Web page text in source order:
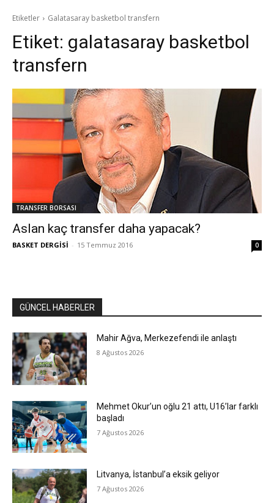
Etiketler Galatasaray basketbol transfern
Etiket: galatasaray basketbol
transfern
TRANSFER BORSASI
Aslan kaç transfer daha yapacak?
BASKET DERGİSİ - 15 Temmuz 2016 0
GÜNCEL HABERLER
Mahir Ağva, Merkezefendi ile anlaştı
8 Ağustos 2026
Mehmet Okur’un oğlu 21 attı, U16’lar farklı
başladı
7 Ağustos 2026
Litvanya, İstanbul’a eksik geliyor
7 Ağustos 2026